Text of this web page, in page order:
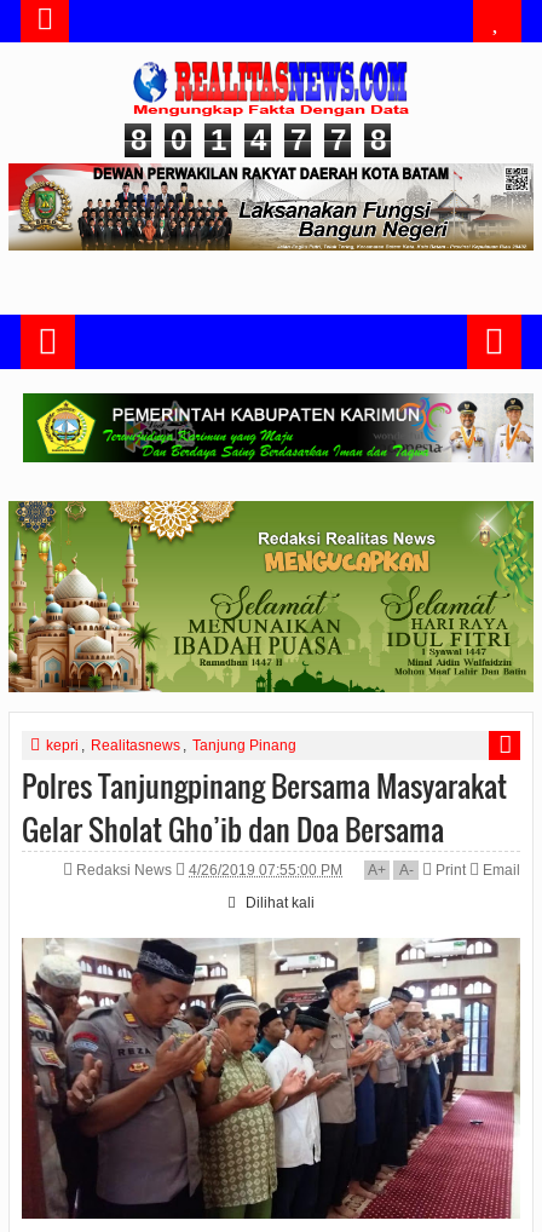
8 0 1 4 7 7 8
kepri Realitasnews Tanjung Pinang
Polres Tanjungpinang Bersama Masyarakat
Gelar Sholat Gho’ib dan Doa Bersama
Redaksi News 4/26/2019 07:55:00 PM A+ A- Print
Email
Dilihat kali